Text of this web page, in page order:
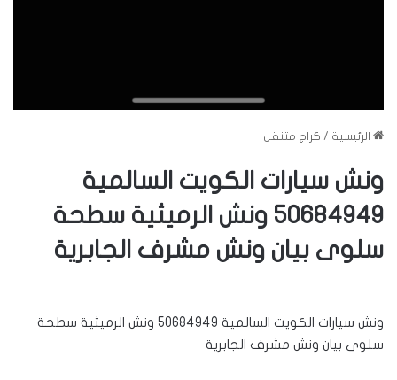
الرئيسية / كراج متنقل
ونش سيارات الكويت السالمية
50684949 ونش الرميثية سطحة
سلوى بيان ونش مشرف الجابرية
ونش سيارات الكويت السالمية 50684949 ونش الرميثية سطحة
سلوى بيان ونش مشرف الجابرية